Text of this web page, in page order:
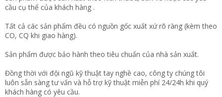
cầu cụ thể của khách hàng .
Tất cả các sản phẩm đều có nguồn gốc xuất xứ rõ ràng (kèm theo
CO, CQ khi giao hàng).
Sản phẩm được bảo hành theo tiêu chuẩn của nhà sản xuất.
Đồng thời với đội ngũ kỹ thuật tay nghề cao, công ty chúng tôi
luôn sẵn sàng tư vấn và hỗ trợ kỹ thuật miễn phí 24/24h khi quý
khách hàng có yêu cầu.